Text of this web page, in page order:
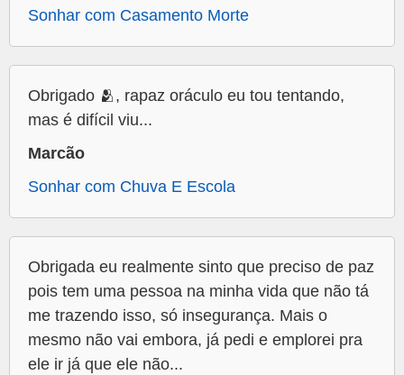
Sonhar com Casamento Morte
Obrigado 🫂, rapaz oráculo eu tou tentando,
mas é difícil viu...
Marcão
Sonhar com Chuva E Escola
Obrigada eu realmente sinto que preciso de paz
pois tem uma pessoa na minha vida que não tá
me trazendo isso, só insegurança. Mais o
mesmo não vai embora, já pedi e emplorei pra
ele ir já que ele não...